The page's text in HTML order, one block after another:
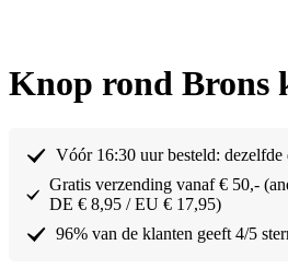
Knop rond Brons
Vóór 16:30 uur besteld: dezelfde
Gratis verzending vanaf € 50,-
DE € 8,95 / EU € 17,95)
96% van de klanten geeft 4/5